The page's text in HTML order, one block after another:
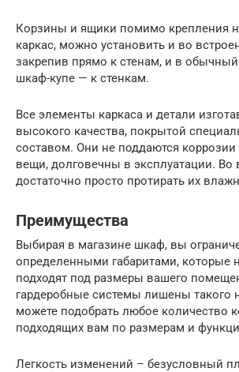
Корзины и ящики помимо крепления
каркас, можно установить и во
закрепив прямо к стенам, и в
шкаф-купе — к стенкам.
Все элементы каркаса и детали
высокого качества, покрытой
составом. Они не поддаются коррозии
вещи, долговечны в эксплуатации. Во
достаточно просто протирать их
Преимущества
Выбирая в магазине шкаф, вы
определенными габаритами, которые
подходят под размеры вашего
гардеробные системы лишены такого
можете подобрать любое количество
подходящих вам по размерам и
Легкость изменений – безусловный